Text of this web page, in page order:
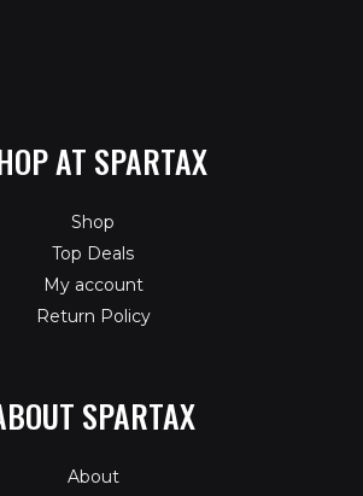
AT SPARTAX
Shop
Top Deals
My account
Return Policy
SPARTAX
About